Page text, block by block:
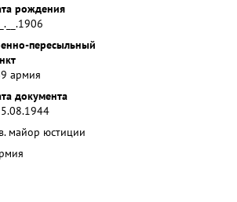
рождения
__.__.1906
пересыльный
армия
документа
майор юстиции